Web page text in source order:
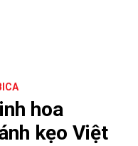
hoa
kẹo Việt